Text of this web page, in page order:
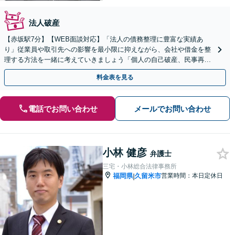
法人破産
【赤坂駅7分】【WEB面談対応】「法人の債務整理に豊富な実績あ
り」従業員や取引先への影響を最小限に抑えながら、会社や借金を整
理する方法を一緒に考えていきましょう「個人の自己破産、民事再
生、任意整理にも対応」「債務の残る事業承継もお任せ」
料金表を見る
電話でお問い合わせ メールでお問い合わせ
小林 健彦 弁護士
三宅・小林総合法律事務所
福岡県|久留米市営業時間：本日定休日